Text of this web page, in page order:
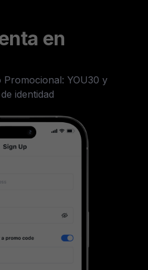
en
Promocional: YOU30 y
identidad